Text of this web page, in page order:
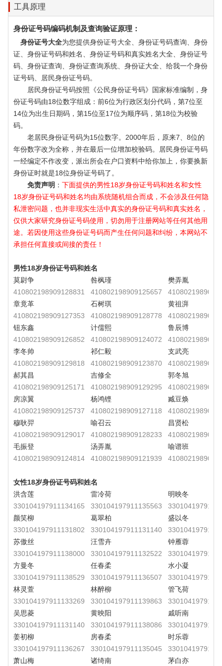
工具原理
身份证号码编码机制及查询验证原理：
身份证号大全为您提供身份证号大全、身份证号码查询、身份
证、身份证号码和姓名、身份证号码和真实姓名大全、身份证号
码、身份证查询、身份证查询系统、身份证大全、给我一个身份
证号码、居民身份证号码。
居民身份证号码按照《公民身份证号码》国家标准编制，身
份证号码由18位数字组成：前6位为行政区划分代码，第7位至
14位为出生日期码，第15位至17位为顺序码，第18位为校验
码。
老居民身份证号码为15位数字。2000年后，原来7、8位的
年份数字改为全称，并在最后一位增加校验码。居民身份证号码
一经编定不作改变，派出所会在户口资料中给你加上，你要换新
身份证时就是18位身份证号码了。
免责声明 ： 下面提供的男性18岁身份证号码和姓名和女性
18岁身份证号码和姓名均由系统随机组合而成，不会涉及任何隐
私泄密问题，也并非现实生活中真实的身份证号码和真实姓名，
仅供大家研究身份证号码使用，切勿用于注册网站等任何其他用
途。若因使用这些身份证号码而产生任何问题和纠纷，本网站不
承担任何直接或间接的责任！
男性18岁身份证号码和姓名
莫尉争
410802198909128831
咎枫瑾
410802198909125657
樊弄胤
章竟革
410802198909127353
石树琪
410802198909128778
黄祖湃
钮东鑫
410802198909126852
计儒熙
410802198909124072
鲁辰博
李冬帅
410802198909129818
祁仁毅
410802198909123870
支武亮
郝其昌
410802198909125171
吉修全
410802198909129295
郭冬旭
房凉翼
410802198909125737
杨鸿铿
410802198909127118
臧豆焕
穆耿羿
410802198909129017
喻召云
410802198909128233
昌贤松
毛振登
410802198909124814
汤弄胤
410802198909121939
喻谱班
女性18岁身份证号码和姓名
洪含莲
330104197911134165
雷冷荷
330104197911135563
明映冬
颜笑柳
330104197911131802
葛翠柏
330104197911131140
盛以冬
苏傲丝
330104197911138000
汪雪卉
330104197911132522
钟雁蓉
方曼冬
330104197911138529
任春柔
330104197911136507
水小凝
林灵萱
330104197911133269
林醉柳
330104197911139863
管飞荷
吴思菱
330104197911131140
黄映阳
330104197911138086
戚听南
姜初柳
330104197911136267
房春柔
330104197911135045
时乐蓉
萧山梅
诸绮南
茅白亦